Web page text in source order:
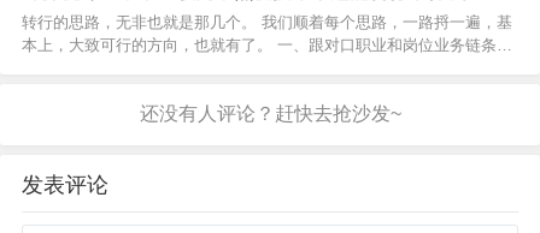
转行的思路，无非也就是那几个。 我们顺着每个思路，一路捋一遍，基
本上，大致可行的方向，也就有了。 一、跟对口职业和岗位业务链条相
发表评论